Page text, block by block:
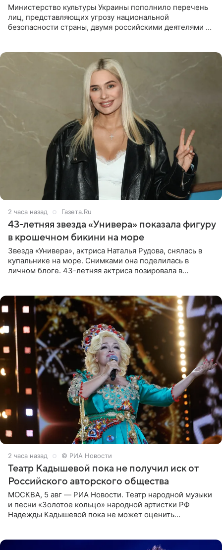
Министерство культуры Украины пополнило перечень
лиц, представляющих угрозу национальной
безопасности страны, двумя российскими деятелями —
2 часа назад Газета.Ru
43-летняя звезда «Универа» показала фигуру
в крошечном бикини на море
Звезда «Универа», актриса Наталья Рудова, снялась в
купальнике на море. Снимками она поделилась в
личном блоге. 43-летняя актриса позировала в
2 часа назад © РИА Новости
Театр Кадышевой пока не получил иск от
Российского авторского общества
МОСКВА, 5 авг — РИА Новости. Театр народной музыки
и песни «Золотое кольцо» народной артистки РФ
Надежды Кадышевой пока не может оценить